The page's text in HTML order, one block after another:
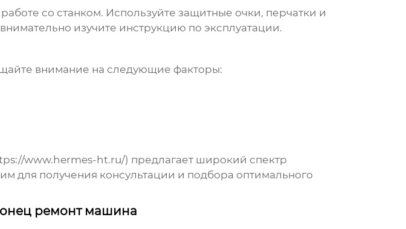
со станком. Используйте защитные очки, перчатки и
изучите инструкцию по эксплуатации.
внимание на следующие факторы:
www.hermes-ht.ru/) предлагает широкий спектр
для получения консультации и подбора оптимального
ремонт машина